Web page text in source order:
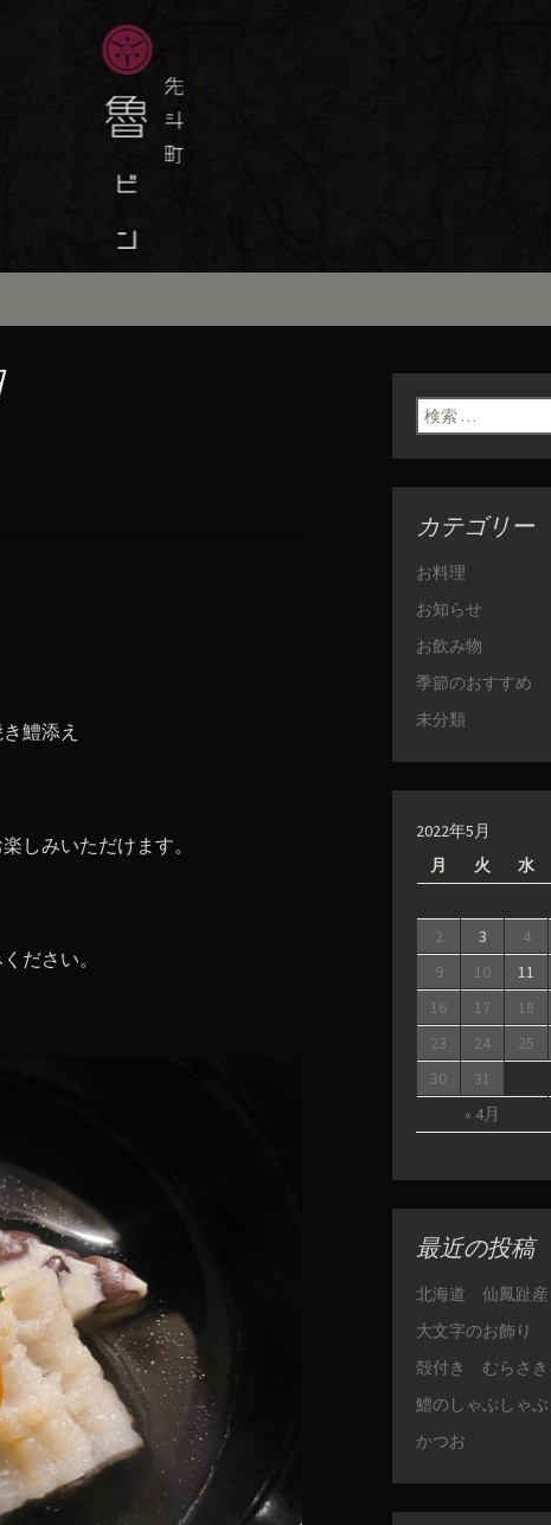
料理・和食「
式ブログ
京料理・和食が自慢の「魯ビン（ろび
とどけします。
鱧添え
しみいただけます。
ださい。
検索:
カテゴリー
お料理
お知らせ
お飲み物
季節のおすすめ
未分類
2022年5月
月
火 水
« 4月
2
3 4
9
10 11
16
17 18
23
24 25
30
31
最近の投稿
北海道 仙鳳趾
大文字のお飾り
殻付き むらさき
鱧のしゃぶしゃぶ
かつお